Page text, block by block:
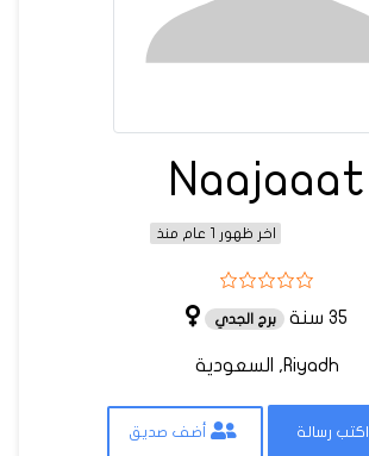
Naajaaat
اخر ظهور 1 عام منذ
35 سنة برج الجدي
Riyadh, السعودية
اكتب رسالة أضف صديق